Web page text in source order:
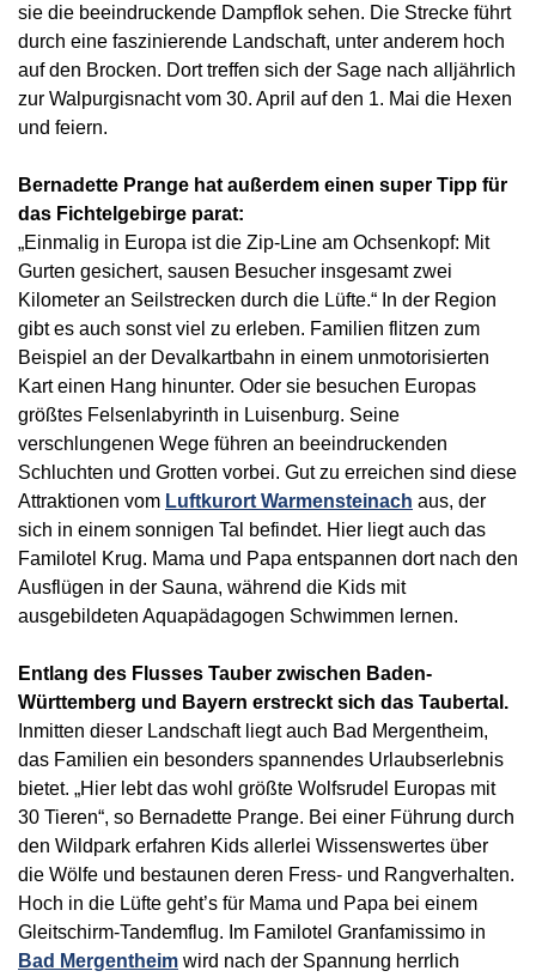
sie die beeindruckende Dampflok sehen. Die Strecke führt
durch eine faszinierende Landschaft, unter anderem hoch
auf den Brocken. Dort treffen sich der Sage nach alljährlich
zur Walpurgisnacht vom 30. April auf den 1. Mai die Hexen
und feiern.
Bernadette Prange hat außerdem einen super Tipp für
das Fichtelgebirge parat:
„Einmalig in Europa ist die Zip-Line am Ochsenkopf: Mit
Gurten gesichert, sausen Besucher insgesamt zwei
Kilometer an Seilstrecken durch die Lüfte.“ In der Region
gibt es auch sonst viel zu erleben. Familien flitzen zum
Beispiel an der Devalkartbahn in einem unmotorisierten
Kart einen Hang hinunter. Oder sie besuchen Europas
größtes Felsenlabyrinth in Luisenburg. Seine
verschlungenen Wege führen an beeindruckenden
Schluchten und Grotten vorbei. Gut zu erreichen sind diese
Attraktionen vom Luftkurort Warmensteinach aus, der
sich in einem sonnigen Tal befindet. Hier liegt auch das
Familotel Krug. Mama und Papa entspannen dort nach den
Ausflügen in der Sauna, während die Kids mit
ausgebildeten Aquapädagogen Schwimmen lernen.
Entlang des Flusses Tauber zwischen Baden-
Württemberg und Bayern erstreckt sich das Taubertal.
Inmitten dieser Landschaft liegt auch Bad Mergentheim,
das Familien ein besonders spannendes Urlaubserlebnis
bietet. „Hier lebt das wohl größte Wolfsrudel Europas mit
30 Tieren“, so Bernadette Prange. Bei einer Führung durch
den Wildpark erfahren Kids allerlei Wissenswertes über
die Wölfe und bestaunen deren Fress- und Rangverhalten.
Hoch in die Lüfte geht’s für Mama und Papa bei einem
Gleitschirm-Tandemflug. Im Familotel Granfamissimo in
Bad Mergentheim wird nach der Spannung herrlich